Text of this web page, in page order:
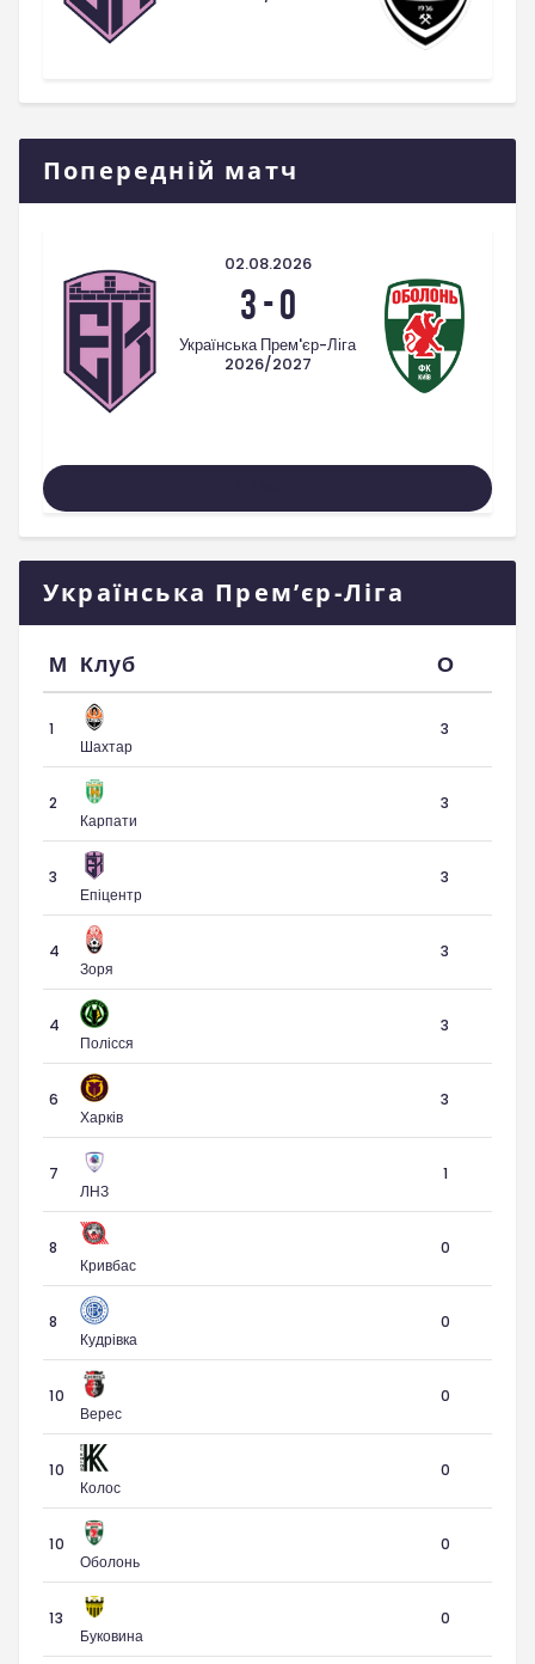
Попередній матч
02.08.2026
3-0
Українська Прем'єр-Ліга
2026/2027
Українська Прем’єр-Ліга
М Клуб О
1
Шахтар
3
2
Карпати
3
3
Епіцентр
3
4
Зоря
3
4
Полісся
3
6
Харків
3
7
ЛНЗ
1
8
Кривбас
0
8
Кудрівка
0
10
Верес
0
10
Колос
0
10
Оболонь
0
13
Буковина
0